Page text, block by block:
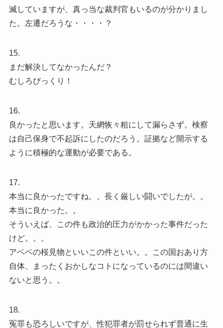
滅していますが、真っ当な裁判官もいるのが分かりまし
た。左遷だろうな・・・・？
15.
まだ解決してなかったんだ？
むしろびっくり！
16.
良かったと思います。天網恢々粗にして漏らさず。検察
は自己保身で不起訴にしたのだろう。証拠など開示する
ように積極的な運動が必要である。
17.
本当に良かったですね。。長く厳しい闘いでしたが。。
本当に良かった。。
そういえば、この件も政治的圧力がかかった事件だった
けど。。。
アベベの桜見物といいこの件といい。。この国おあり方
自体、まったくおかしなコトになっているのには間違い
ないと思う。。
18.
冤罪も恐ろしいですが、性犯罪者が罰せられず普通に生